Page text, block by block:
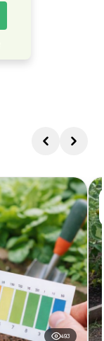
493